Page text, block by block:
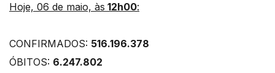
Hoje, 06 de maio, às 12h00:
CONFIRMADOS: 516.196.378
ÓBITOS: 6.247.802